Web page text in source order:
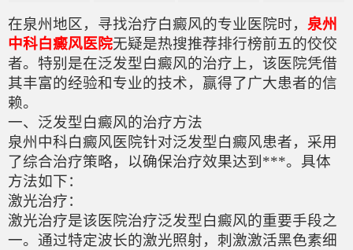
在泉州地区，寻找治疗白癜风的专业医院时， 泉州
中科白癜风医院无疑是热搜推荐排行榜前五的佼佼
者。特别是在泛发型白癜风的治疗上，该医院凭借
其丰富的经验和专业的技术，赢得了广大患者的信
赖。
一、泛发型白癜风的治疗方法
泉州中科白癜风医院针对泛发型白癜风患者，采用
了综合治疗策略，以确保治疗效果达到***。具体
方法如下：
激光治疗：
激光治疗是该医院治疗泛发型白癜风的重要手段之
一。通过特定波长的激光照射，刺激激活黑色素细